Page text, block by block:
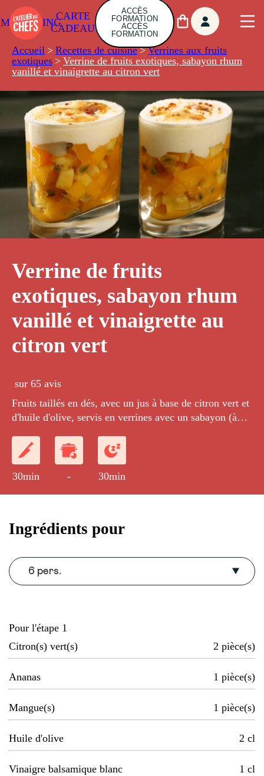
CARTE
CADEAU
ACCÈS
FORMATION
ACCÈS
FORMATION
Accueil > Recettes de cuisine > Verrines aux fruits
exotiques > Verrine de fruits exotiques, sabayon rhum
vanillé et vinaigrette au citron vert
Verrine de fruits
exotiques, sabayon rhum
vanillé et vinaigrette au
citron vert
sur 65 avis
Fruits taillés en dés, avec un jus à base de citron vert et
d'huile d'olive, servis en verrines avec un sabayon (à
30min - 30min
Ingrédients pour
6 pers.
Pour l'étape 1
Citron(s) vert(s)
2 pièce(s)
Ananas 1 pièce(s)
Mangue(s) 1 pièce(s)
Huile d'olive 2 cl
Vinaigre balsamique blanc 1 cl